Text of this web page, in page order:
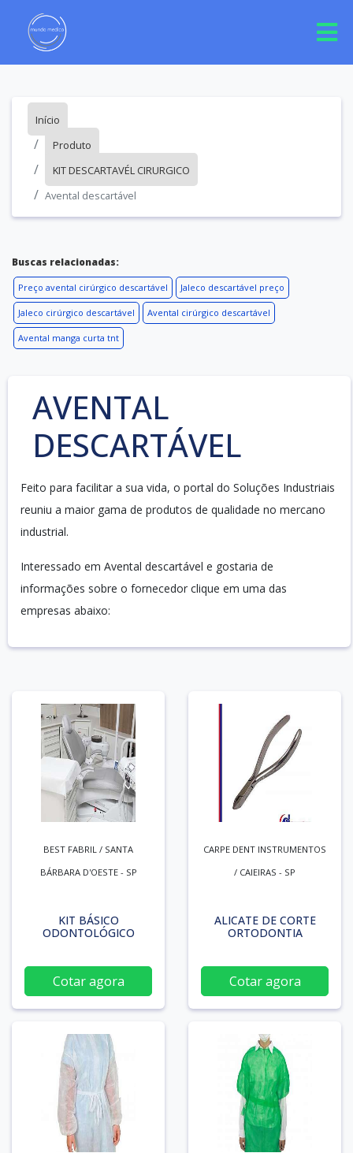
Início
Produto
KIT DESCARTAVÉL CIRURGICO
Avental descartável
Buscas relacionadas:
Preço avental cirúrgico descartável Jaleco descartável preço
Jaleco cirúrgico descartável Avental cirúrgico descartável
Avental manga curta tnt
AVENTAL
DESCARTÁVEL
Feito para facilitar a sua vida, o portal do Soluções Industriais
reuniu a maior gama de produtos de qualidade no mercano
industrial.
Interessado em Avental descartável e gostaria de
informações sobre o fornecedor clique em uma das
empresas abaixo:
BEST FABRIL / SANTA
BÁRBARA D'OESTE - SP
KIT BÁSICO
ODONTOLÓGICO
Cotar agora
CARPE DENT INSTRUMENTOS
/ CAIEIRAS - SP
ALICATE DE CORTE
ORTODONTIA
Cotar agora